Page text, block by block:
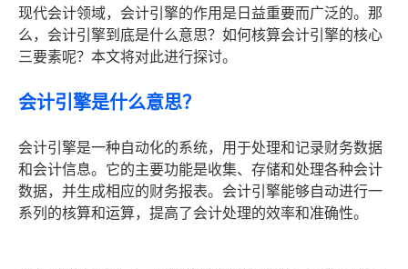
现代会计领域，会计引擎的作用是日益重要而广泛的。那
么，会计引擎到底是什么意思？如何核算会计引擎的核心
三要素呢？本文将对此进行探讨。
会计引擎是什么意思？
会计引擎是一种自动化的系统，用于处理和记录财务数据
和会计信息。它的主要功能是收集、存储和处理各种会计
数据，并生成相应的财务报表。会计引擎能够自动进行一
系列的核算和运算，提高了会计处理的效率和准确性。